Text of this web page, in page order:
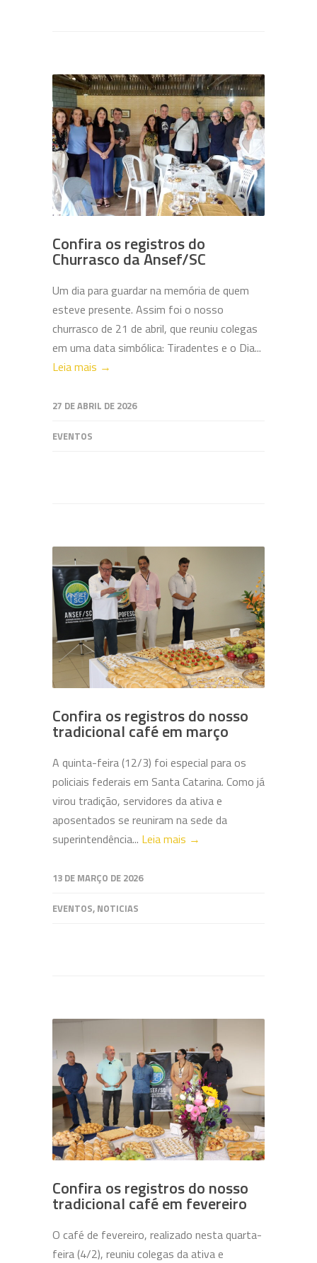
Confira os registros do
Churrasco da Ansef/SC
Um dia para guardar na memória de quem
esteve presente. Assim foi o nosso
churrasco de 21 de abril, que reuniu colegas
em uma data simbólica: Tiradentes e o Dia...
Leia mais →
27 DE ABRIL DE 2026
EVENTOS
Confira os registros do nosso
tradicional café em março
A quinta-feira (12/3) foi especial para os
policiais federais em Santa Catarina. Como já
virou tradição, servidores da ativa e
aposentados se reuniram na sede da
superintendência... Leia mais →
13 DE MARÇO DE 2026
EVENTOS, NOTICIAS
Confira os registros do nosso
tradicional café em fevereiro
O café de fevereiro, realizado nesta quarta-
feira (4/2), reuniu colegas da ativa e